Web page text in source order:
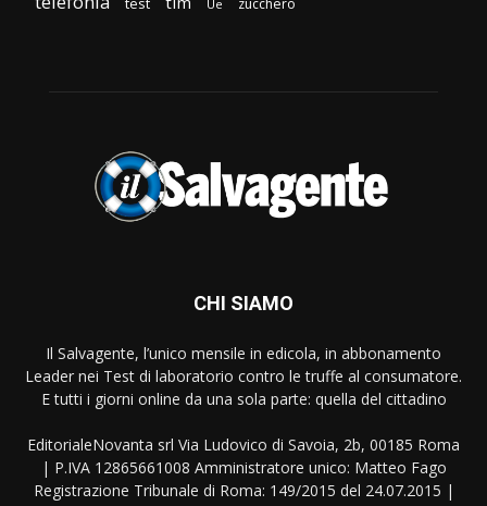
Ue zucchero
CHI SIAMO
Il Salvagente, l’unico mensile in edicola, in abbonamento
Leader nei Test di laboratorio contro le truffe al consumatore.
E tutti i giorni online da una sola parte: quella del cittadino
EditorialeNovanta srl Via Ludovico di Savoia, 2b, 00185 Roma
| P.IVA 12865661008 Amministratore unico: Matteo Fago
Registrazione Tribunale di Roma: 149/2015 del 24.07.2015 |